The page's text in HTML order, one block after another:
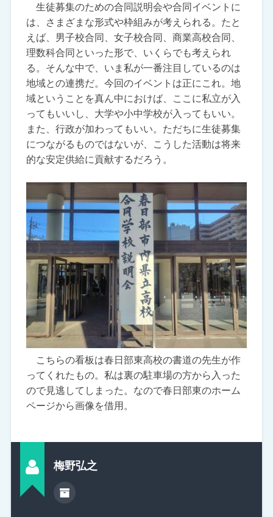
生徒募集のための合同説明会や合同イベントに
は、さまざまな形式や枠組みが考えられる。たと
えば、男子校合同、女子校合同、商業高校合同、
理数科合同といった形で、いくらでも考えられ
る。そんな中で、いま私が一番注目しているのは
地域との連携だ。今回のイベントは正にこれ。地
域ということを真ん中におけば、ここに私立が入
ってもいいし、大学や小中学校が入ってもいい。
また、行政が加わってもいい。ただちに生徒募集
につながるものではないが、こうした活動は将来
的な安定供給に貢献するだろう。
こちらの看板は春日部東高校の書道の先生が作
ってくれたもの。私は裏の駐車場の方から入った
ので見逃してしまった。なので春日部東のホーム
ページから画像を借用。
梅野弘之